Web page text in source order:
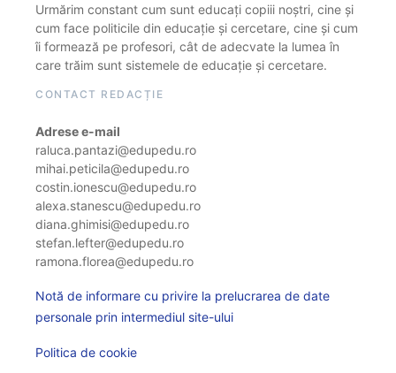
Urmărim constant cum sunt educați copiii noștri, cine și
cum face politicile din educație și cercetare, cine și cum
îi formează pe profesori, cât de adecvate la lumea în
care trăim sunt sistemele de educație și cercetare.
CONTACT REDACȚIE
Adrese e-mail
raluca.pantazi@edupedu.ro
mihai.peticila@edupedu.ro
costin.ionescu@edupedu.ro
alexa.stanescu@edupedu.ro
diana.ghimisi@edupedu.ro
stefan.lefter@edupedu.ro
ramona.florea@edupedu.ro
Notă de informare cu privire la prelucrarea de date
personale prin intermediul site-ului
Politica de cookie